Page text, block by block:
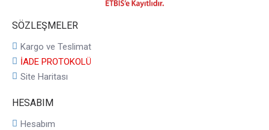
SÖZLEŞMELER
Kargo ve Teslimat
İADE PROTOKOLÜ
Site Haritası
HESABIM
Hesabım